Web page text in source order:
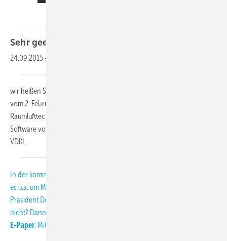
Sehr geehrte Leserinnen und
24.09.2015 -
wir heißen Sie herzlich willkommen zu unserem KK-Newsletter 2-2017
vom 2. Februar 2017. In dieser Ausgabe erfahren Sie mehr über die
Raumlufttechnik in der Elbphilharmonie, ein Update der Best-
Software von Bitzer und über einen Leitfaden für Kühlhäuser vom
VDKL.
In der kommenden Print-Ausgabe, die am 9. Februar erscheint, geht
es u.a. um Mietkälte, Kondensatpumpen, Filtertechnik und US-
Präsident Donald Trump. Sie kennen die Print-Ausgabe noch gar
nicht? Dann lernen Sie die KK zweimal gratis kennen!
E-Paper. Mit dem